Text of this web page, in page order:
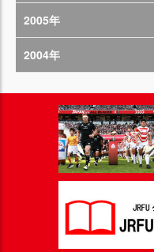
2005年
2004年